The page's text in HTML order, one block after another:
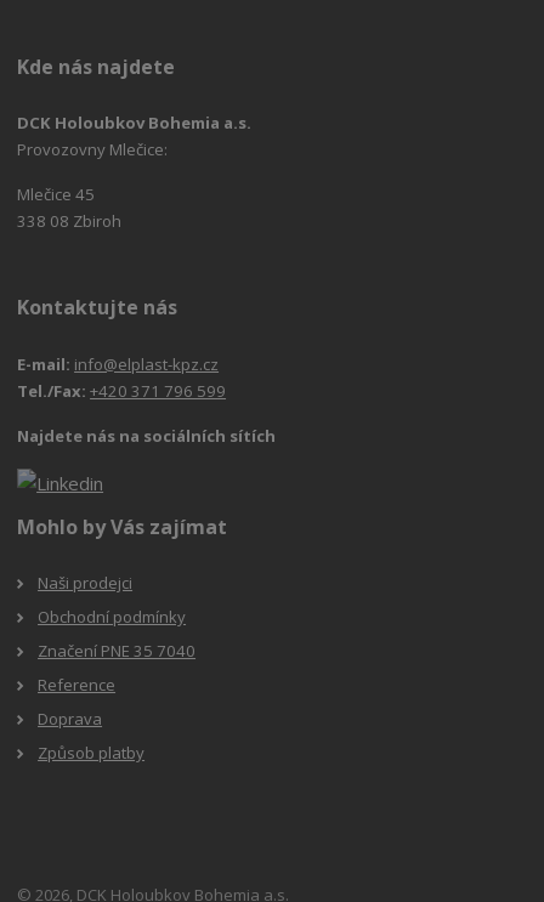
Kde nás najdete
DCK Holoubkov Bohemia a.s.
Provozovny Mlečice:
Mlečice 45
338 08 Zbiroh
Kontaktujte nás
E-mail: info@elplast-kpz.cz
Tel./Fax:+420 371 796 599
Najdete nás na sociálních sítích
Mohlo by Vás zajímat
Naši prodejci
Obchodní podmínky
Značení PNE 35 7040
Reference
Doprava
Způsob platby
© 2026, DCK Holoubkov Bohemia a.s.